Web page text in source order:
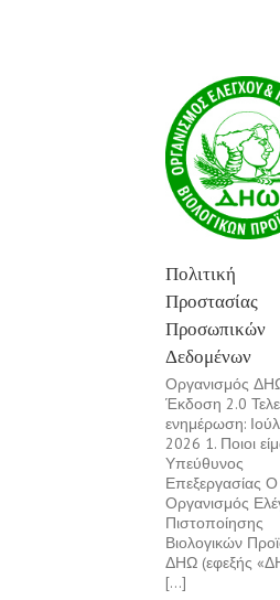
Πολιτική
Προστασίας
Προσωπικών
Δεδομένων
Οργανισμός
Έκδοση 2.0
ενημέρωση:
2026 1. Ποιοι
Υπεύθυνος
Επεξεργασίας Ο
Οργανισμός
Πιστοποίησης
Βιολογικών
ΔΗΩ (εφεξής
[...]